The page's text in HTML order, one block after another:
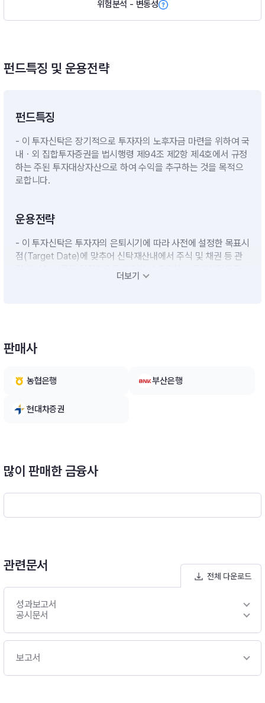
위험분석 - 변동성
펀드특징 및 운용전략
펀드특징
- 이 투자신탁은 장기적으로 투자자의 노후자금 마련을 위하여 국
내ㆍ외 집합투자증권을 법시행령 제94조 제2항 제4호에서 규정
하는 주된 투자대상자산으로 하여 수익을 추구하는 것을 목적으
로합니다.
운용전략
- 이 투자신탁은 투자자의 은퇴시기에 따라 사전에 설정한 목표시
점(Target Date)에 맞추어 신탁재산내에서 주식 및 채권 등 관
련 자산의 비중을 탄력적으로 조절하여 운용하는 투자신탁으로서
주로 국내ㆍ외 집합투자증권에 분산투자 합니다.※ 비교지수 : 없
더보기
판매사
농협은행 부산은행
현대차증권
많이 판매한 금융사
관련문서
전체 다운로드
성과보고서
공시문서
보고서